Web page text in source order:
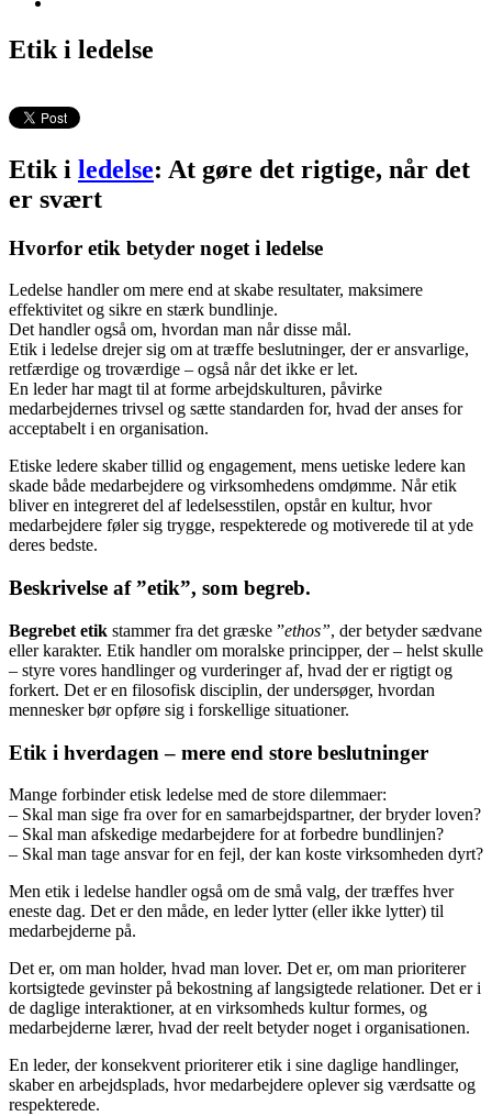
Etik i ledelse
Etik i ledelse: At gøre det rigtige, når det
er svært
Hvorfor etik betyder noget i ledelse
Ledelse handler om mere end at skabe resultater, maksimere
effektivitet og sikre en stærk bundlinje.
Det handler også om, hvordan man når disse mål.
Etik i ledelse drejer sig om at træffe beslutninger, der er ansvarlige,
retfærdige og troværdige – også når det ikke er let.
En leder har magt til at forme arbejdskulturen, påvirke
medarbejdernes trivsel og sætte standarden for, hvad der anses for
acceptabelt i en organisation.
Etiske ledere skaber tillid og engagement, mens uetiske ledere kan
skade både medarbejdere og virksomhedens omdømme. Når etik
bliver en integreret del af ledelsesstilen, opstår en kultur, hvor
medarbejdere føler sig trygge, respekterede og motiverede til at yde
deres bedste.
Beskrivelse af ”etik”, som begreb.
Begrebet etik stammer fra det græske ”ethos”, der betyder sædvane
eller karakter. Etik handler om moralske principper, der – helst skulle
– styre vores handlinger og vurderinger af, hvad der er rigtigt og
forkert. Det er en filosofisk disciplin, der undersøger, hvordan
mennesker bør opføre sig i forskellige situationer.
Etik i hverdagen – mere end store beslutninger
Mange forbinder etisk ledelse med de store dilemmaer:
– Skal man sige fra over for en samarbejdspartner, der bryder loven?
– Skal man afskedige medarbejdere for at forbedre bundlinjen?
– Skal man tage ansvar for en fejl, der kan koste virksomheden dyrt?
Men etik i ledelse handler også om de små valg, der træffes hver
eneste dag. Det er den måde, en leder lytter (eller ikke lytter) til
medarbejderne på.
Det er, om man holder, hvad man lover. Det er, om man prioriterer
kortsigtede gevinster på bekostning af langsigtede relationer. Det er i
de daglige interaktioner, at en virksomheds kultur formes, og
medarbejderne lærer, hvad der reelt betyder noget i organisationen.
En leder, der konsekvent prioriterer etik i sine daglige handlinger,
skaber en arbejdsplads, hvor medarbejdere oplever sig værdsatte og
respekterede.